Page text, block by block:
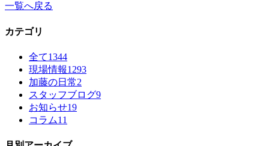
一覧へ戻る
カテゴリ
全て1344
現場情報1293
加藤の日常2
スタッフブログ9
お知らせ19
コラム11